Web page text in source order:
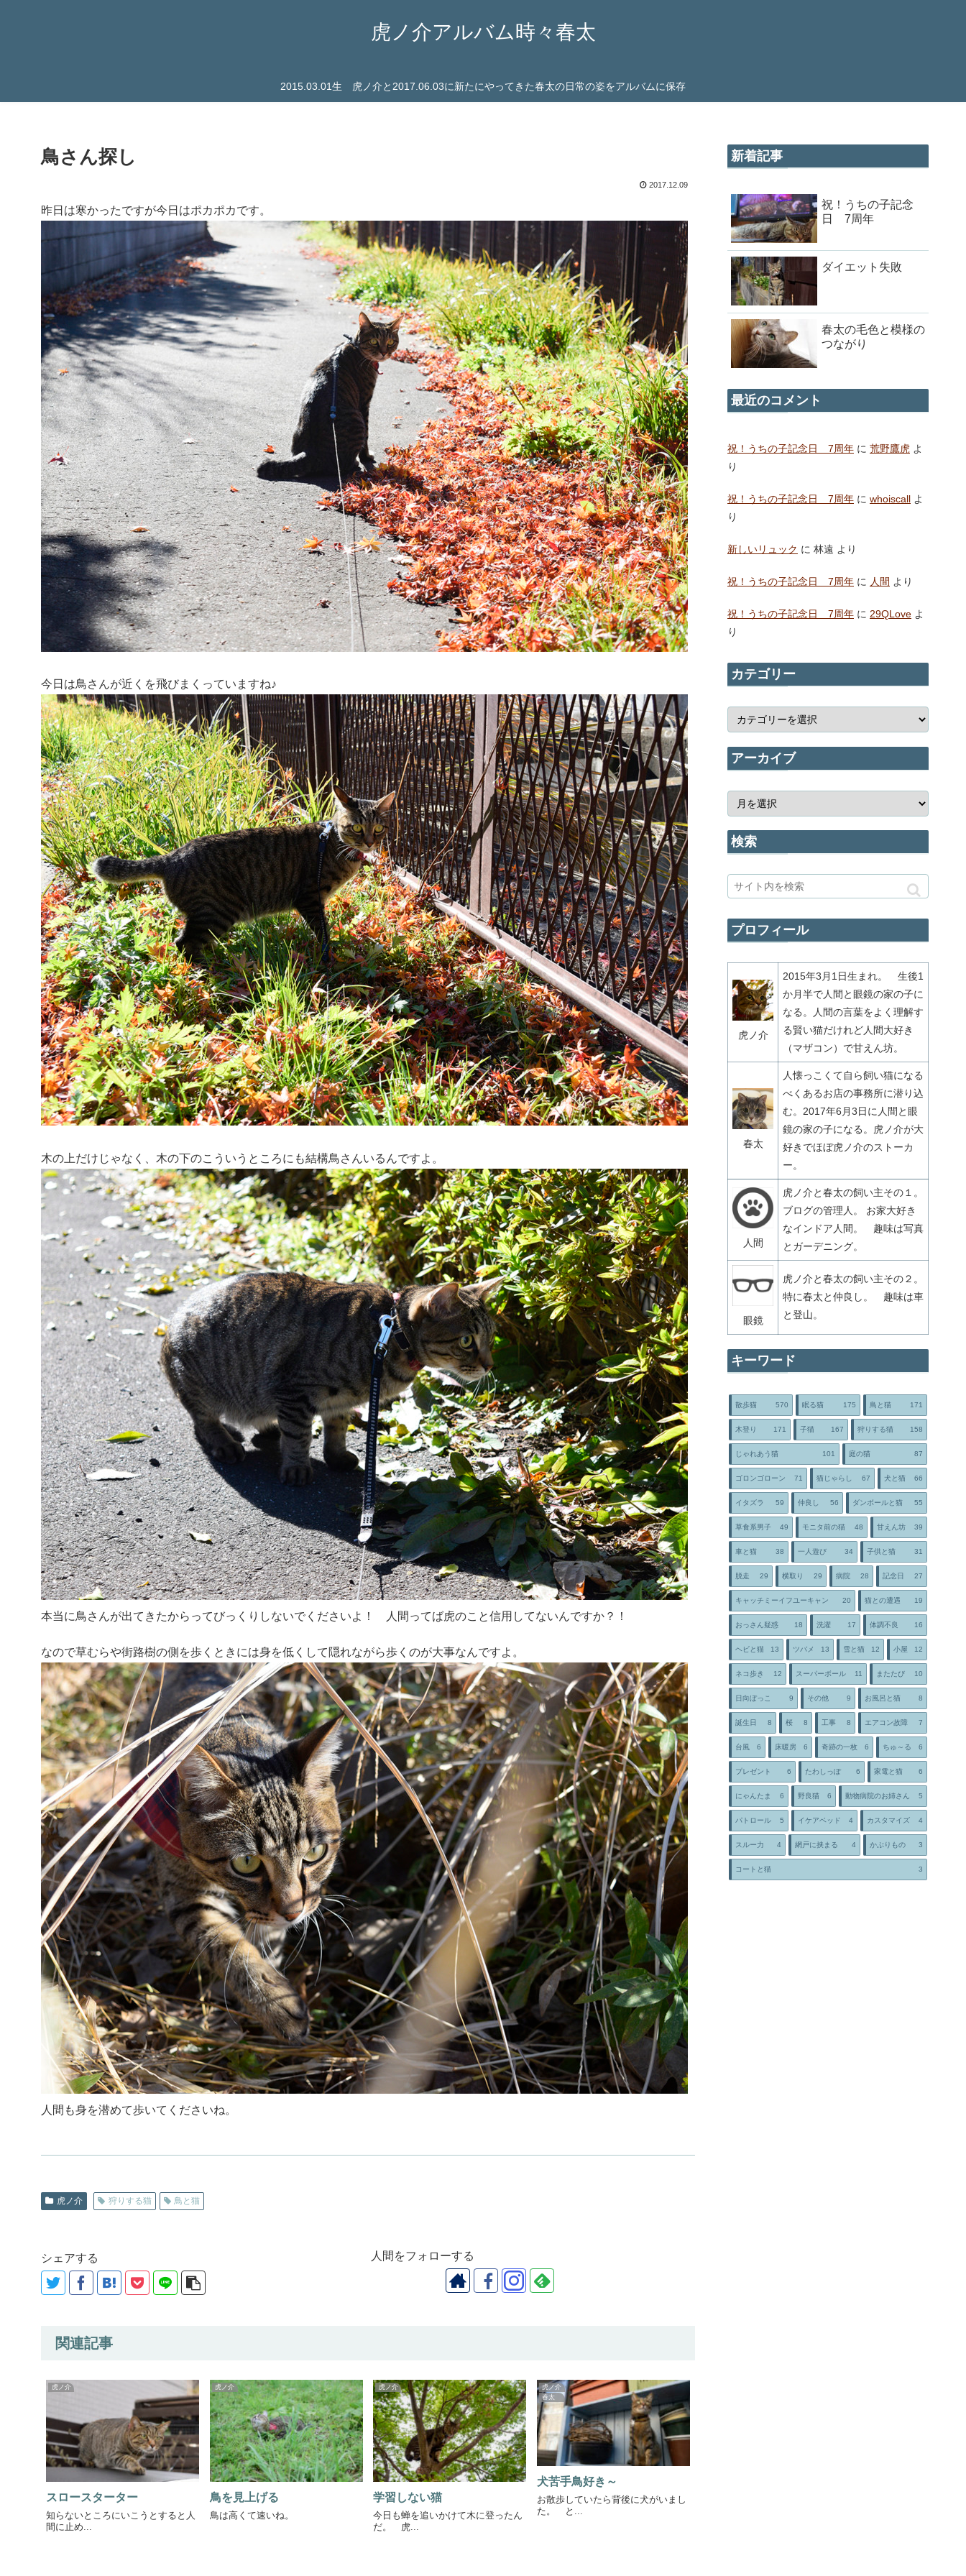
虎ノ介アルバム時々春太
2015.03.01生 虎ノ介と2017.06.03に新たにやってきた春太の日常の姿をアルバムに保存
鳥さん探し
2017.12.09
昨日は寒かったですが今日はポカポカです。
今日は鳥さんが近くを飛びまくっていますね♪
木の上だけじゃなく、木の下のこういうところにも結構鳥さんいるんですよ。
本当に鳥さんが出てきたからってびっくりしないでくださいよ！ 人間ってば虎のこと信用してないんですか？！
なので草むらや街路樹の側を歩くときには身を低くして隠れながら歩くのが大事なんですよ。
人間も身を潜めて歩いてくださいね。
虎ノ介 狩りする猫 鳥と猫
シェアする 人間をフォローする
関連記事
虎ノ介
スロースターター
知らないところにいこうとすると人
間に止め...
虎ノ介
鳥を見上げる
鳥は高くて速いね。
虎ノ介
学習しない猫
今日も蝉を追いかけて木に登ったん
だ。 虎...
虎ノ介
春太
犬苦手鳥好き～
お散歩していたら背後に犬がいまし
た。 と...
新着記事
祝！うちの子記念
日 7周年
ダイエット失敗
春太の毛色と模様の
つながり
最近のコメント
祝！うちの子記念日 7周年 に 荒野鷹虎 よ
り
祝！うちの子記念日 7周年 に whoiscall よ
り
新しいリュック に 林遠 より
祝！うちの子記念日 7周年 に 人間 より
祝！うちの子記念日 7周年 に 29QLove よ
り
カテゴリー
アーカイブ
検索
プロフィール
虎ノ介
2015年3月1日生まれ。 生後1
か月半で人間と眼鏡の家の子に
なる。人間の言葉をよく理解す
る賢い猫だけれど人間大好き
（マザコン）で甘えん坊。
春太
人懐っこくて自ら飼い猫になる
べくあるお店の事務所に潜り込
む。2017年6月3日に人間と眼
鏡の家の子になる。虎ノ介が大
好きでほぼ虎ノ介のストーカ
ー。
人間
虎ノ介と春太の飼い主その１。
ブログの管理人。 お家大好き
なインドア人間。 趣味は写真
とガーデニング。
眼鏡
虎ノ介と春太の飼い主その２。
特に春太と仲良し。 趣味は車
と登山。
キーワード
散歩猫 570 眠る猫 175 鳥と猫 171
木登り 171 子猫 167 狩りする猫 158
じゃれあう猫 101 庭の猫 87
ゴロンゴローン 71 猫じゃらし 67 犬と猫 66
イタズラ 59 仲良し 56 ダンボールと猫 55
草食系男子 49 モニタ前の猫 48 甘えん坊 39
車と猫 38 一人遊び 34 子供と猫 31
脱走 29 横取り 29 病院 28 記念日 27
キャッチミーイフユーキャン 20 猫との遭遇 19
おっさん疑惑 18 洗濯 17 体調不良 16
ヘビと猫 13 ツバメ 13 雪と猫 12 小屋 12
ネコ歩き 12 スーパーボール 11 またたび 10
日向ぼっこ 9 その他 9 お風呂と猫 8
誕生日 8 桜 8 工事 8 エアコン故障 7
台風 6 床暖房 6 奇跡の一枚 6 ちゅ～る 6
プレゼント 6 たわしっぽ 6 家電と猫 6
にゃんたま 6 野良猫 6 動物病院のお姉さん 5
パトロール 5 イケアベッド 4 カスタマイズ 4
スルー力 4 網戸に挟まる 4 かぶりもの 3
コートと猫 3